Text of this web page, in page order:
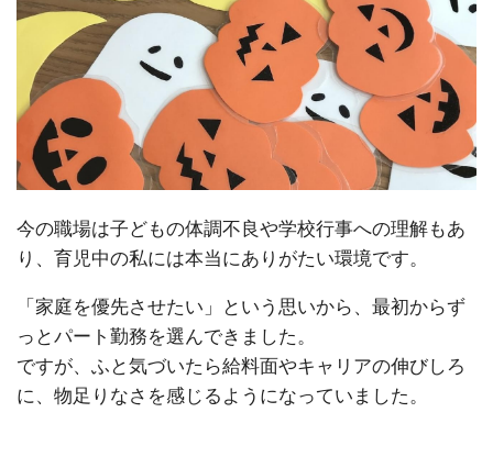
今の職場は子どもの体調不良や学校行事への理解もあ
り、育児中の私には本当にありがたい環境です。
「家庭を優先させたい」という思いから、最初からず
っとパート勤務を選んできました。
ですが、ふと気づいたら給料面やキャリアの伸びしろ
に、物足りなさを感じるようになっていました。